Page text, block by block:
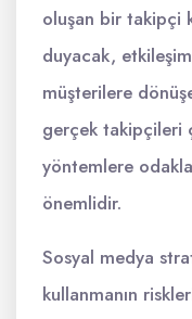
oluşan bir takipçi
duyacak,
müşterilere
gerçek takipçileri
yöntemlere
önemlidir.
Sosyal medya
kullanmanın